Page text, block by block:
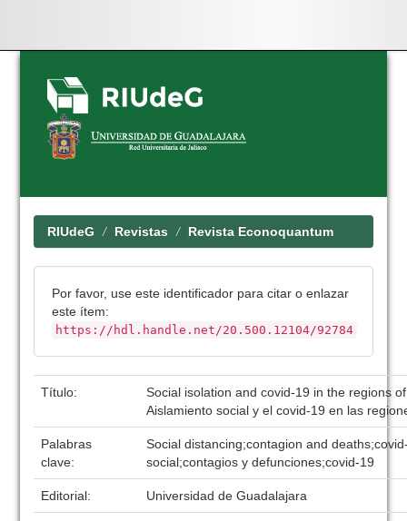
Skip
navigation
RIUdeG Revistas Revista Econoquantum
Por favor, use este identificador para citar o enlazar
este ítem:
https://hdl.handle.net/20.500.12104/92784
Título:
Social isolation and covid-19 in the regions
Aislamiento social y el covid-19 en las
Palabras
clave:
Social distancing;contagion and
social;contagios y defunciones;covid-19
Editorial: Universidad de Guadalajara